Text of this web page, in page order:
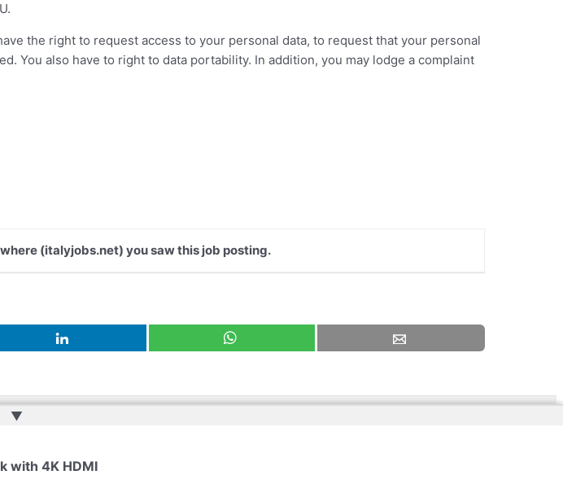
the right to request access to your personal data, to request that your personal
You also have to right to data portability. In addition, you may lodge a complaint
(italyjobs.net) you saw this job posting.
▲
with 4K HDMI